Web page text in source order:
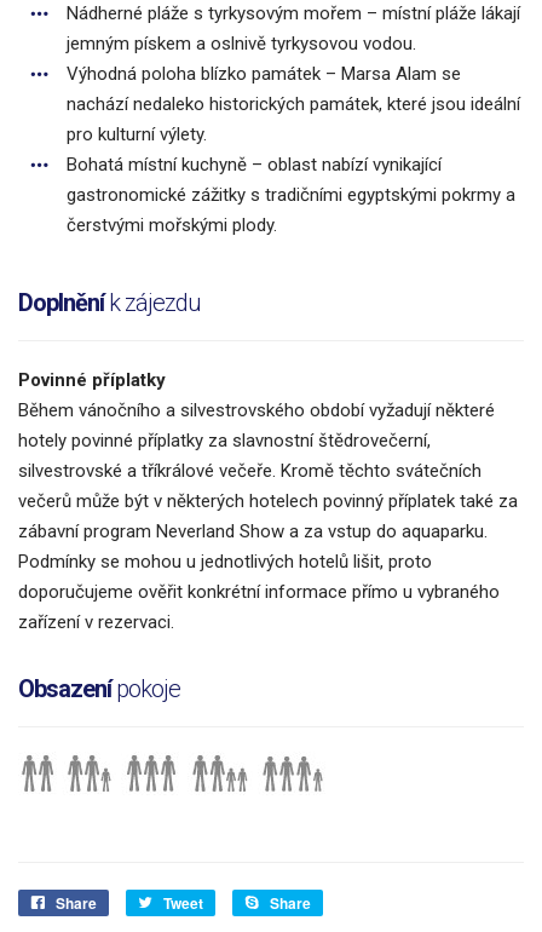
Nádherné pláže s tyrkysovým mořem – místní pláže lákají
jemným pískem a oslnivě tyrkysovou vodou.
Výhodná poloha blízko památek – Marsa Alam se
nachází nedaleko historických památek, které jsou ideální
pro kulturní výlety.
Bohatá místní kuchyně – oblast nabízí vynikající
gastronomické zážitky s tradičními egyptskými pokrmy a
čerstvými mořskými plody.
Doplněník zájezdu
Povinné příplatky
Během vánočního a silvestrovského období vyžadují některé
hotely povinné příplatky za slavnostní štědrovečerní,
silvestrovské a tříkrálové večeře. Kromě těchto svátečních
večerů může být v některých hotelech povinný příplatek také za
zábavní program Neverland Show a za vstup do aquaparku.
Podmínky se mohou u jednotlivých hotelů lišit, proto
doporučujeme ověřit konkrétní informace přímo u vybraného
zařízení v rezervaci.
Obsazenípokoje
Share Tweet Share